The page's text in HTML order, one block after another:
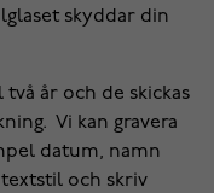
skyddar din
år och de skickas
Vi kan gravera
datum, namn
och skriv